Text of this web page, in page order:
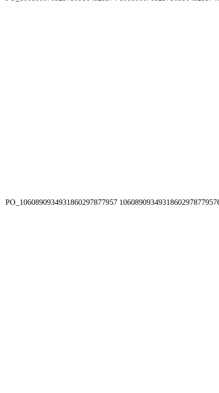
PO_1060890934931860297877957